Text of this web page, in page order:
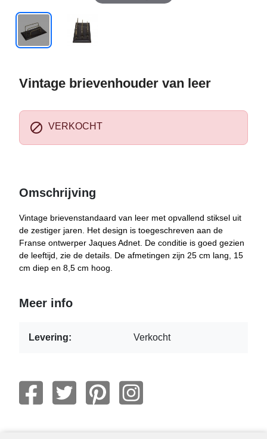
Vintage brievenhouder van leer
 VERKOCHT
Omschrijving
Vintage brievenstandaard van leer met opvallend stiksel uit
de zestiger jaren. Het design is toegeschreven aan de
Franse ontwerper Jaques Adnet. De conditie is goed gezien
de leeftijd, zie de details. De afmetingen zijn 25 cm lang, 15
cm diep en 8,5 cm hoog.
Meer info
Levering: Verkocht